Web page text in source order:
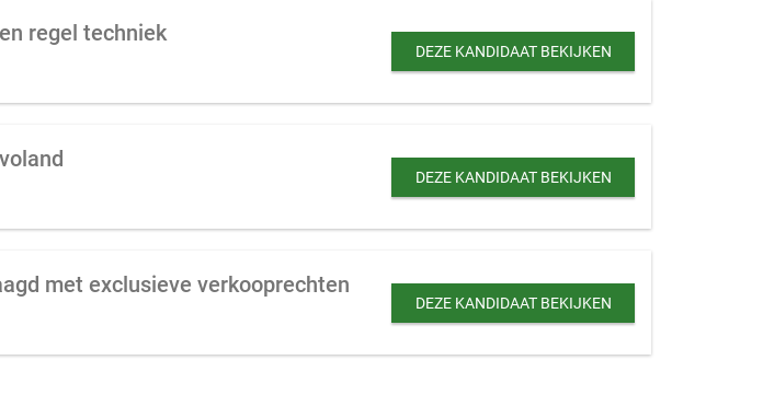
regel techniek
DEZE KANDIDAAT BEKIJKEN
DEZE KANDIDAAT BEKIJKEN
met exclusieve verkooprechten
DEZE KANDIDAAT BEKIJKEN